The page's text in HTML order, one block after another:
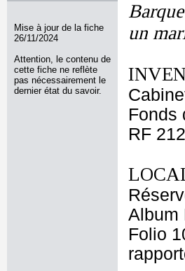
Mise à jour de la fiche
26/11/2024
Attention, le contenu de
cette fiche ne reflète
pas nécessairement le
dernier état du savoir.
un
Fonds
RF
Album
Folio